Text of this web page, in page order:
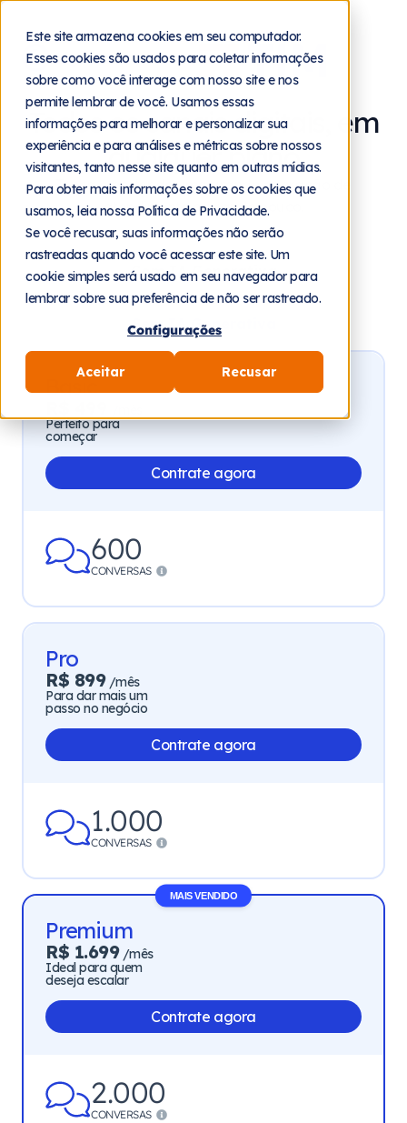
Este site armazena cookies em seu computador.
Esses cookies são usados para coletar informações
sobre como você interage com nosso site e nos
permite lembrar de você. Usamos essas
informações para melhorar e personalizar sua
experiência e para análises e métricas sobre nossos
visitantes, tanto nesse site quanto em outras mídias.
Para obter mais informações sobre os cookies que
usamos, leia nossa Política de Privacidade.
Se você recusar, suas informações não serão
rastreadas quando você acessar este site. Um
cookie simples será usado em seu navegador para
lembrar sobre sua preferência de não ser rastreado.
Configurações
Aceitar Recusar
Todos os canais digitais, em
qualquer plano
Tenha o poder de uma grande operação de
atendimento pagando pouco.
Com IA Generativa
Sem IA Generativa
Basic
Perfeito para
começar
Contrate agora
600
CONVERSAS
Pro
R$ 899 /mês
Para dar mais um
passo no negócio
Contrate agora
1.000
CONVERSAS
MAIS VENDIDO
Premium
R$ 1.699 /mês
Ideal para quem
deseja escalar
Contrate agora
2.000
CONVERSAS